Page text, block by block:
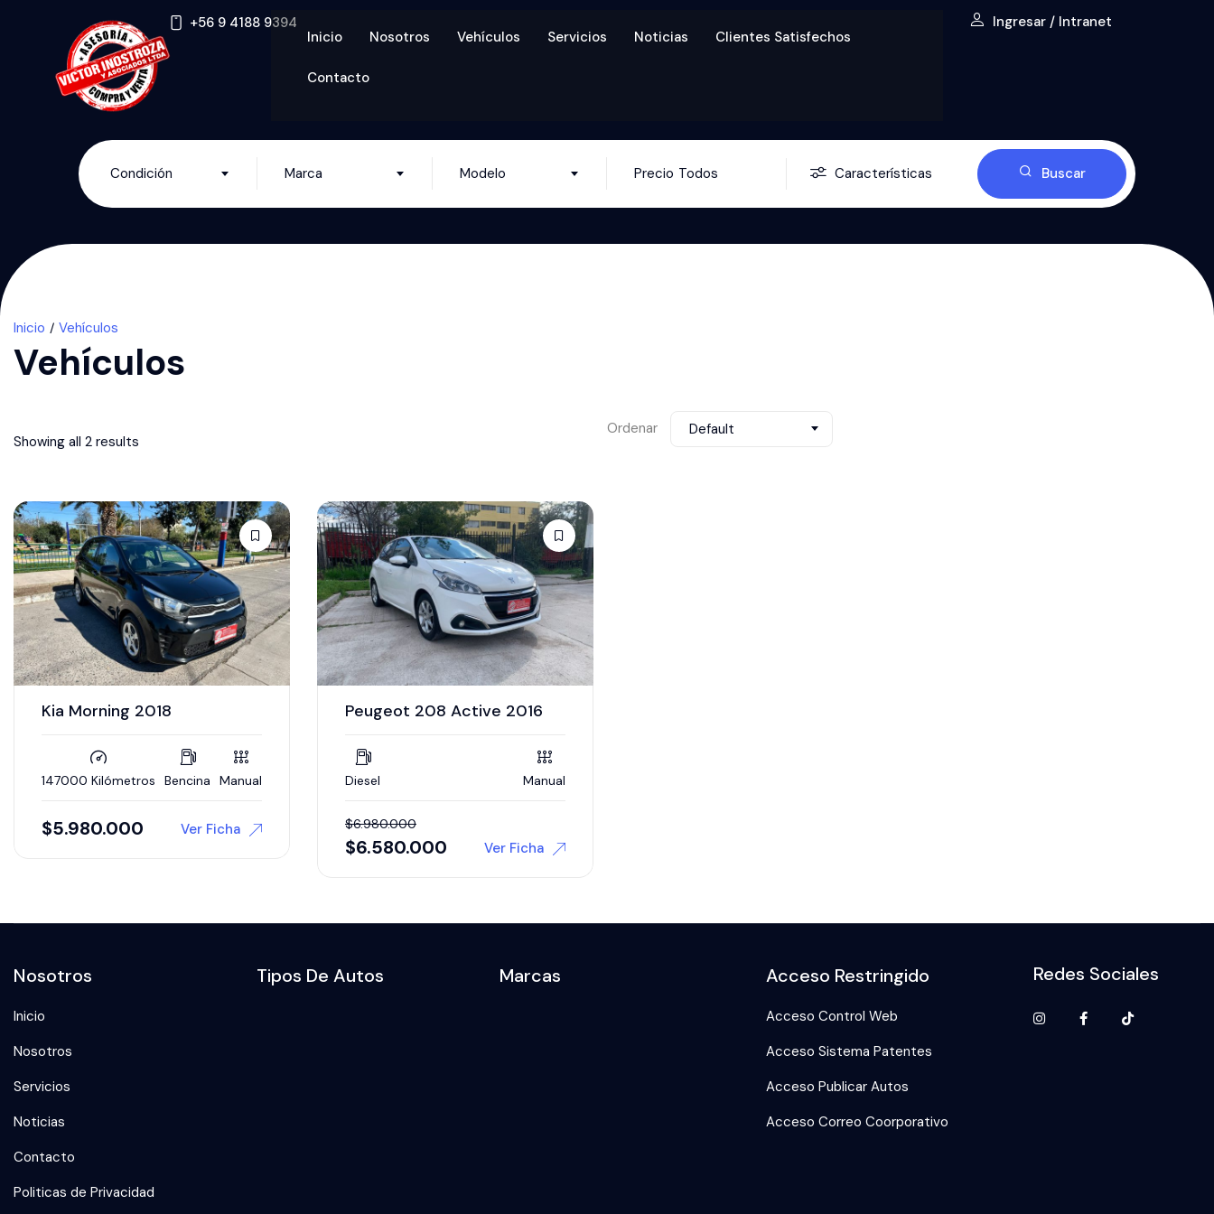
‪+56 9 4188 9394‬
Inicio
Nosotros Vehículos Servicios Noticias Clientes Satisfechos
Contacto
Ingresar / Intranet
Condición Marca Modelo Precio Todos Características Buscar
Inicio Vehículos
Vehículos
Showing all 2 results
Ordenar Default
Kia Morning 2018
147000 Kilómetros Bencina Manual
$5.980.000 Ver Ficha
Peugeot 208 Active 2016
Diesel Manual
$6.980.000
$6.580.000 Ver Ficha
Nosotros
Inicio
Nosotros
Servicios
Noticias
Contacto
Politicas de Privacidad
Tipos De Autos Marcas Acceso Restringido
Acceso Control Web
Acceso Sistema Patentes
Acceso Publicar Autos
Acceso Correo Coorporativo
Redes Sociales